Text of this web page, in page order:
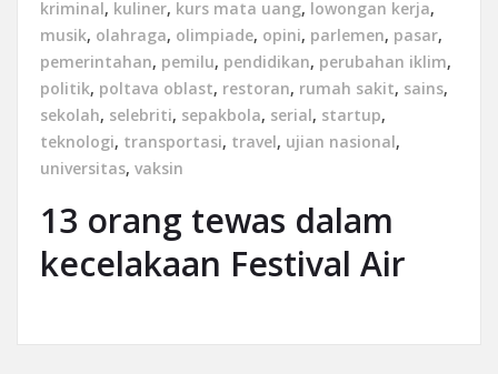
kriminal, kuliner, kurs mata uang, lowongan kerja,
musik, olahraga, olimpiade, opini, parlemen, pasar,
pemerintahan, pemilu, pendidikan, perubahan iklim,
politik, poltava oblast, restoran, rumah sakit, sains,
sekolah, selebriti, sepakbola, serial, startup,
teknologi, transportasi, travel, ujian nasional,
universitas, vaksin
13 orang tewas dalam
kecelakaan Festival Air